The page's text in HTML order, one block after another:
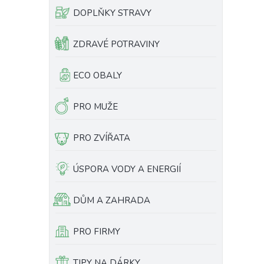
DOPLŇKY STRAVY
ZDRAVÉ POTRAVINY
ECO OBALY
PRO MUŽE
PRO ZVÍŘATA
ÚSPORA VODY A ENERGIÍ
DŮM A ZAHRADA
PRO FIRMY